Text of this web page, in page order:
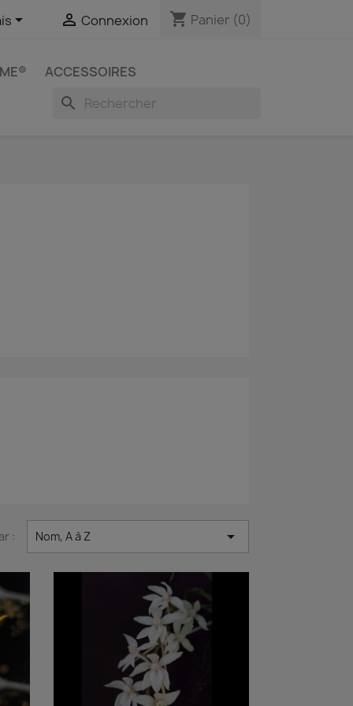
  Connexion shopping_cart Panier (0)
ACCESSOIRES
search
: Nom, A à Z 